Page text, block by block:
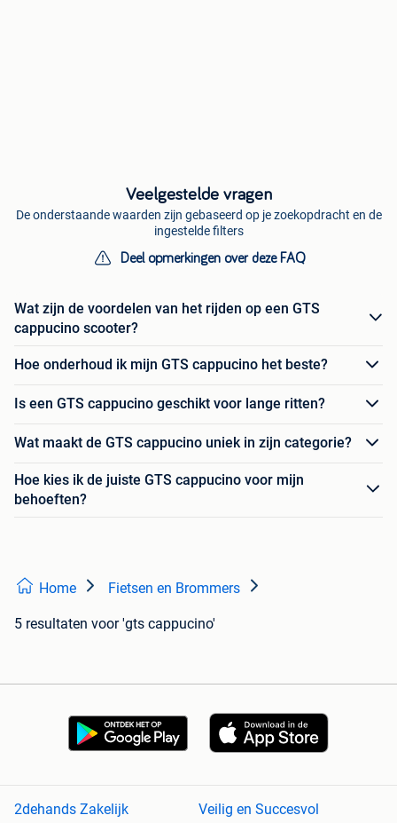
Veelgestelde vragen
De onderstaande waarden zijn gebaseerd op je zoekopdracht en de
ingestelde filters
Deel opmerkingen over deze FAQ
Wat zijn de voordelen van het rijden op een GTS
cappucino scooter?
Hoe onderhoud ik mijn GTS cappucino het beste?
Is een GTS cappucino geschikt voor lange ritten?
Wat maakt de GTS cappucino uniek in zijn categorie?
Hoe kies ik de juiste GTS cappucino voor mijn
behoeften?
Home Fietsen en Brommers
5 resultaten voor 'gts cappucino'
2dehands Zakelijk Veilig en Succesvol